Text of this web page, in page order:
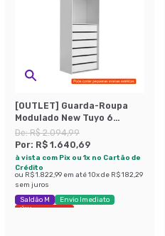
[OUTLET] Guarda-Roupa
Modulado New Tuyo 6
Gavetas e 1 Cabideiro
Branco 90 cm
De:R$ 2.094,99
Por: R$ 1.640,69
à vista com Pix ou 1x no Cartão de
Crédito
ou R$ 1.822,99 em até10x de R$ 182,29
sem juros
Saldão M
Envio Imediato
Últimas peças